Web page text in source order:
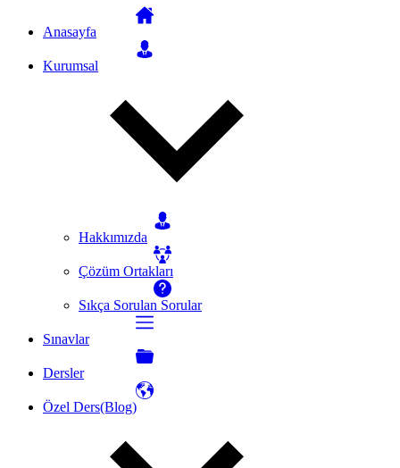
Anasayfa
Kurumsal
Hakkımızda
Çözüm Ortakları
Sıkça Sorulan Sorular
Sınavlar
Dersler
Özel Ders(Blog)